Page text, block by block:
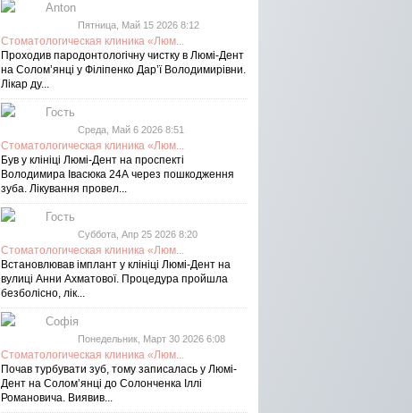
Anton
Пятница, Май 15 2026 8:12
Стоматологическая клиника «Люм...
Проходив пародонтологічну чистку в Люмі-Дент
на Солом’янці у Філіпенко Дар’ї Володимирівни.
Лікар ду...
Гость
Среда, Май 6 2026 8:51
Стоматологическая клиника «Люм...
Був у клініці Люмі-Дент на проспекті
Володимира Івасюка 24А через пошкодження
зуба. Лікування провел...
Гость
Суббота, Апр 25 2026 8:20
Стоматологическая клиника «Люм...
Встановлював імплант у клініці Люмі-Дент на
вулиці Анни Ахматової. Процедура пройшла
безболісно, лік...
Софія
Понедельник, Март 30 2026 6:08
Стоматологическая клиника «Люм...
Почав турбувати зуб, тому записалась у Люмі-
Дент на Соломʼянці до Солонченка Іллі
Романовича. Виявив...